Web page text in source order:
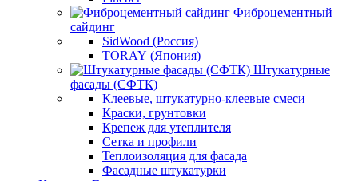
Фиброцементный
сайдинг
SidWood (Россия)
TORAY (Япония)
Штукатурные
фасады (СФТК)
Клеевые, штукатурно-клеевые смеси
Краски, грунтовки
Крепеж для утеплителя
Сетка и профили
Теплоизоляция для фасада
Фасадные штукатурки